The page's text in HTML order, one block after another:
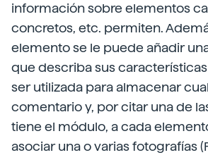
información sobre elementos
concretos, etc. permiten.
elemento se le puede añadir
que describa sus
ser utilizada para almacenar
comentario y, por citar una de
tiene el módulo, a cada
asociar una o varias fotografías